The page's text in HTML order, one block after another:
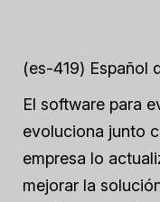
(es-419) Español
El software para
evoluciona junto
empresa lo
mejorar la